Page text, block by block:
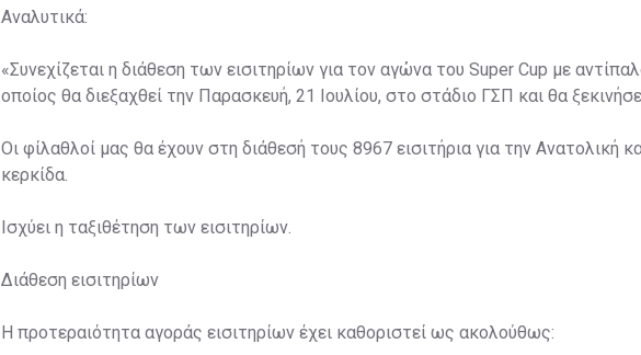
Αναλυτικά:
«Συνεχίζεται η διάθεση των εισιτηρίων για τον αγώνα του Super Cup με
οποίος θα διεξαχθεί την Παρασκευή, 21 Ιουλίου, στο στάδιο ΓΣΠ και θα
Οι φίλαθλοί μας θα έχουν στη διάθεσή τους 8967 εισιτήρια για την Ανατολική
κερκίδα.
Ισχύει η ταξιθέτηση των εισιτηρίων.
Διάθεση εισιτηρίων
Η προτεραιότητα αγοράς εισιτηρίων έχει καθοριστεί ως ακολούθως: